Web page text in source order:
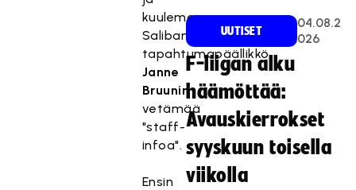
kuulemaan
Salibandyliiton
tapahtumapäällikkö
Janne
Bruunin
vetämää
"staff-
infoa".
Ensin
UUTISET
04.08.2
026
F-liigan alku
häämöttää:
Avauskierrokset
syyskuun toisella
viikolla